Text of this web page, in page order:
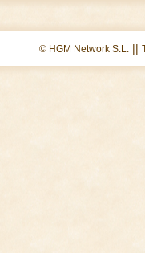
© HGM Network S.L. ||